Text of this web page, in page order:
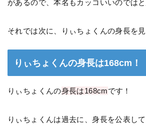
があるので、本名もカッコいいのでは
それでは次に、りぃちょくんの身長を
りぃちょくんの身長は168cm！
りぃちょくんの身長は168cmです！
りぃちょくんは過去に、身長を公表して